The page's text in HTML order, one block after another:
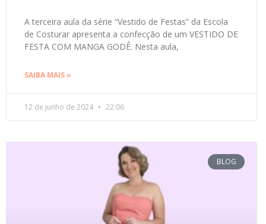
A terceira aula da série “Vestido de Festas” da Escola
de Costurar apresenta a confecção de um VESTIDO DE
FESTA COM MANGA GODÊ. Nesta aula,
SAIBA MAIS »
12 de junho de 2024 22:06
BLOG